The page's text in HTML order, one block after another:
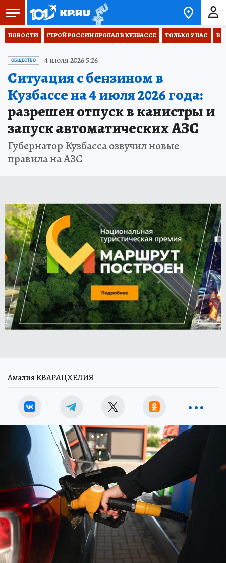
НОВОСТИ ГЕРОЙ РОССИИ ПРОПАЛ В КУЗБАССЕ ТОЛЬКО У НАС
ОБЩЕСТВО 4 июля 2026 5:26
Ситуация с бензином в
Кузбассе на 4 июля 2026 года:
разрешен отпуск в канистры и
запуск автоматических АЗС
Губернатор Кузбасса озвучил новые
правила на АЗС
Амалия КВАРАЦХЕЛИЯ